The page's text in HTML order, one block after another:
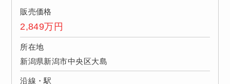
販売価格
2,849万円
所在地
新潟県新潟市中央区大島
沿線・駅